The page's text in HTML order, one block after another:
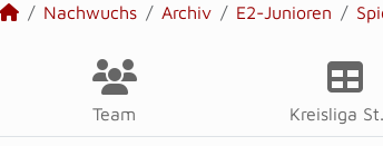
Nachwuchs Archiv E2-Junioren
Team Kreisliga